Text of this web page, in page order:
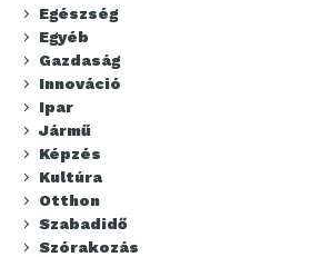
Egészség
Egyéb
Gazdaság
Innováció
Ipar
Jármű
Képzés
Kultúra
Otthon
Szabadidő
Szórakozás